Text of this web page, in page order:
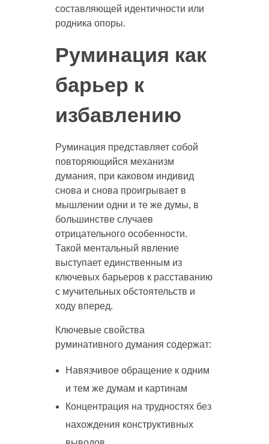
составляющей идентичности или
родника опоры.
Руминация как
барьер к
избавлению
Руминация представляет собой
повторяющийся механизм
думания, при каковом индивид
снова и снова проигрывает в
мышлении одни и те же думы, в
большинстве случаев
отрицательного особенности.
Такой ментальный явление
выступает единственным из
ключевых барьеров к расставанию
с мучительных обстоятельств и
ходу вперед.
Ключевые свойства
руминативного думания содержат:
Навязчивое обращение к одним
и тем же думам и картинам
Концентрация на трудностях без
нахождения конструктивных